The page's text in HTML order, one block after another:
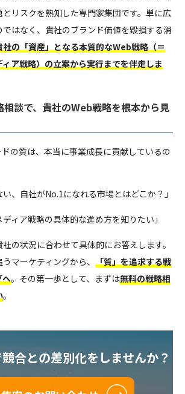
リスクを熟知した専門家集団です。単に広
はなく、貴社のブランド価値を毀損する消
社の「資産」となる本質的なWeb戦略（＝
ア戦略）の立案から実行までを伴走しま
相談で、貴社のWeb戦略を根本から見
ドの質は、本当に事業成長に貢献しているの
い、自社がNo.1になれる市場とはどこか？」
ディア戦略の具体的な進め方を知りたい」
の状況に合わせて具体的にお答えします。
マーケティングから、
「質」を追求する戦
へ。その第一歩として、まずは無料の戦略相
。
合との差別化をしませんか？